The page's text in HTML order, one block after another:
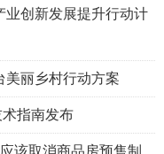
业创新发展提升行动计
美丽乡村行动方案
指南发布
该取消商品房预售制